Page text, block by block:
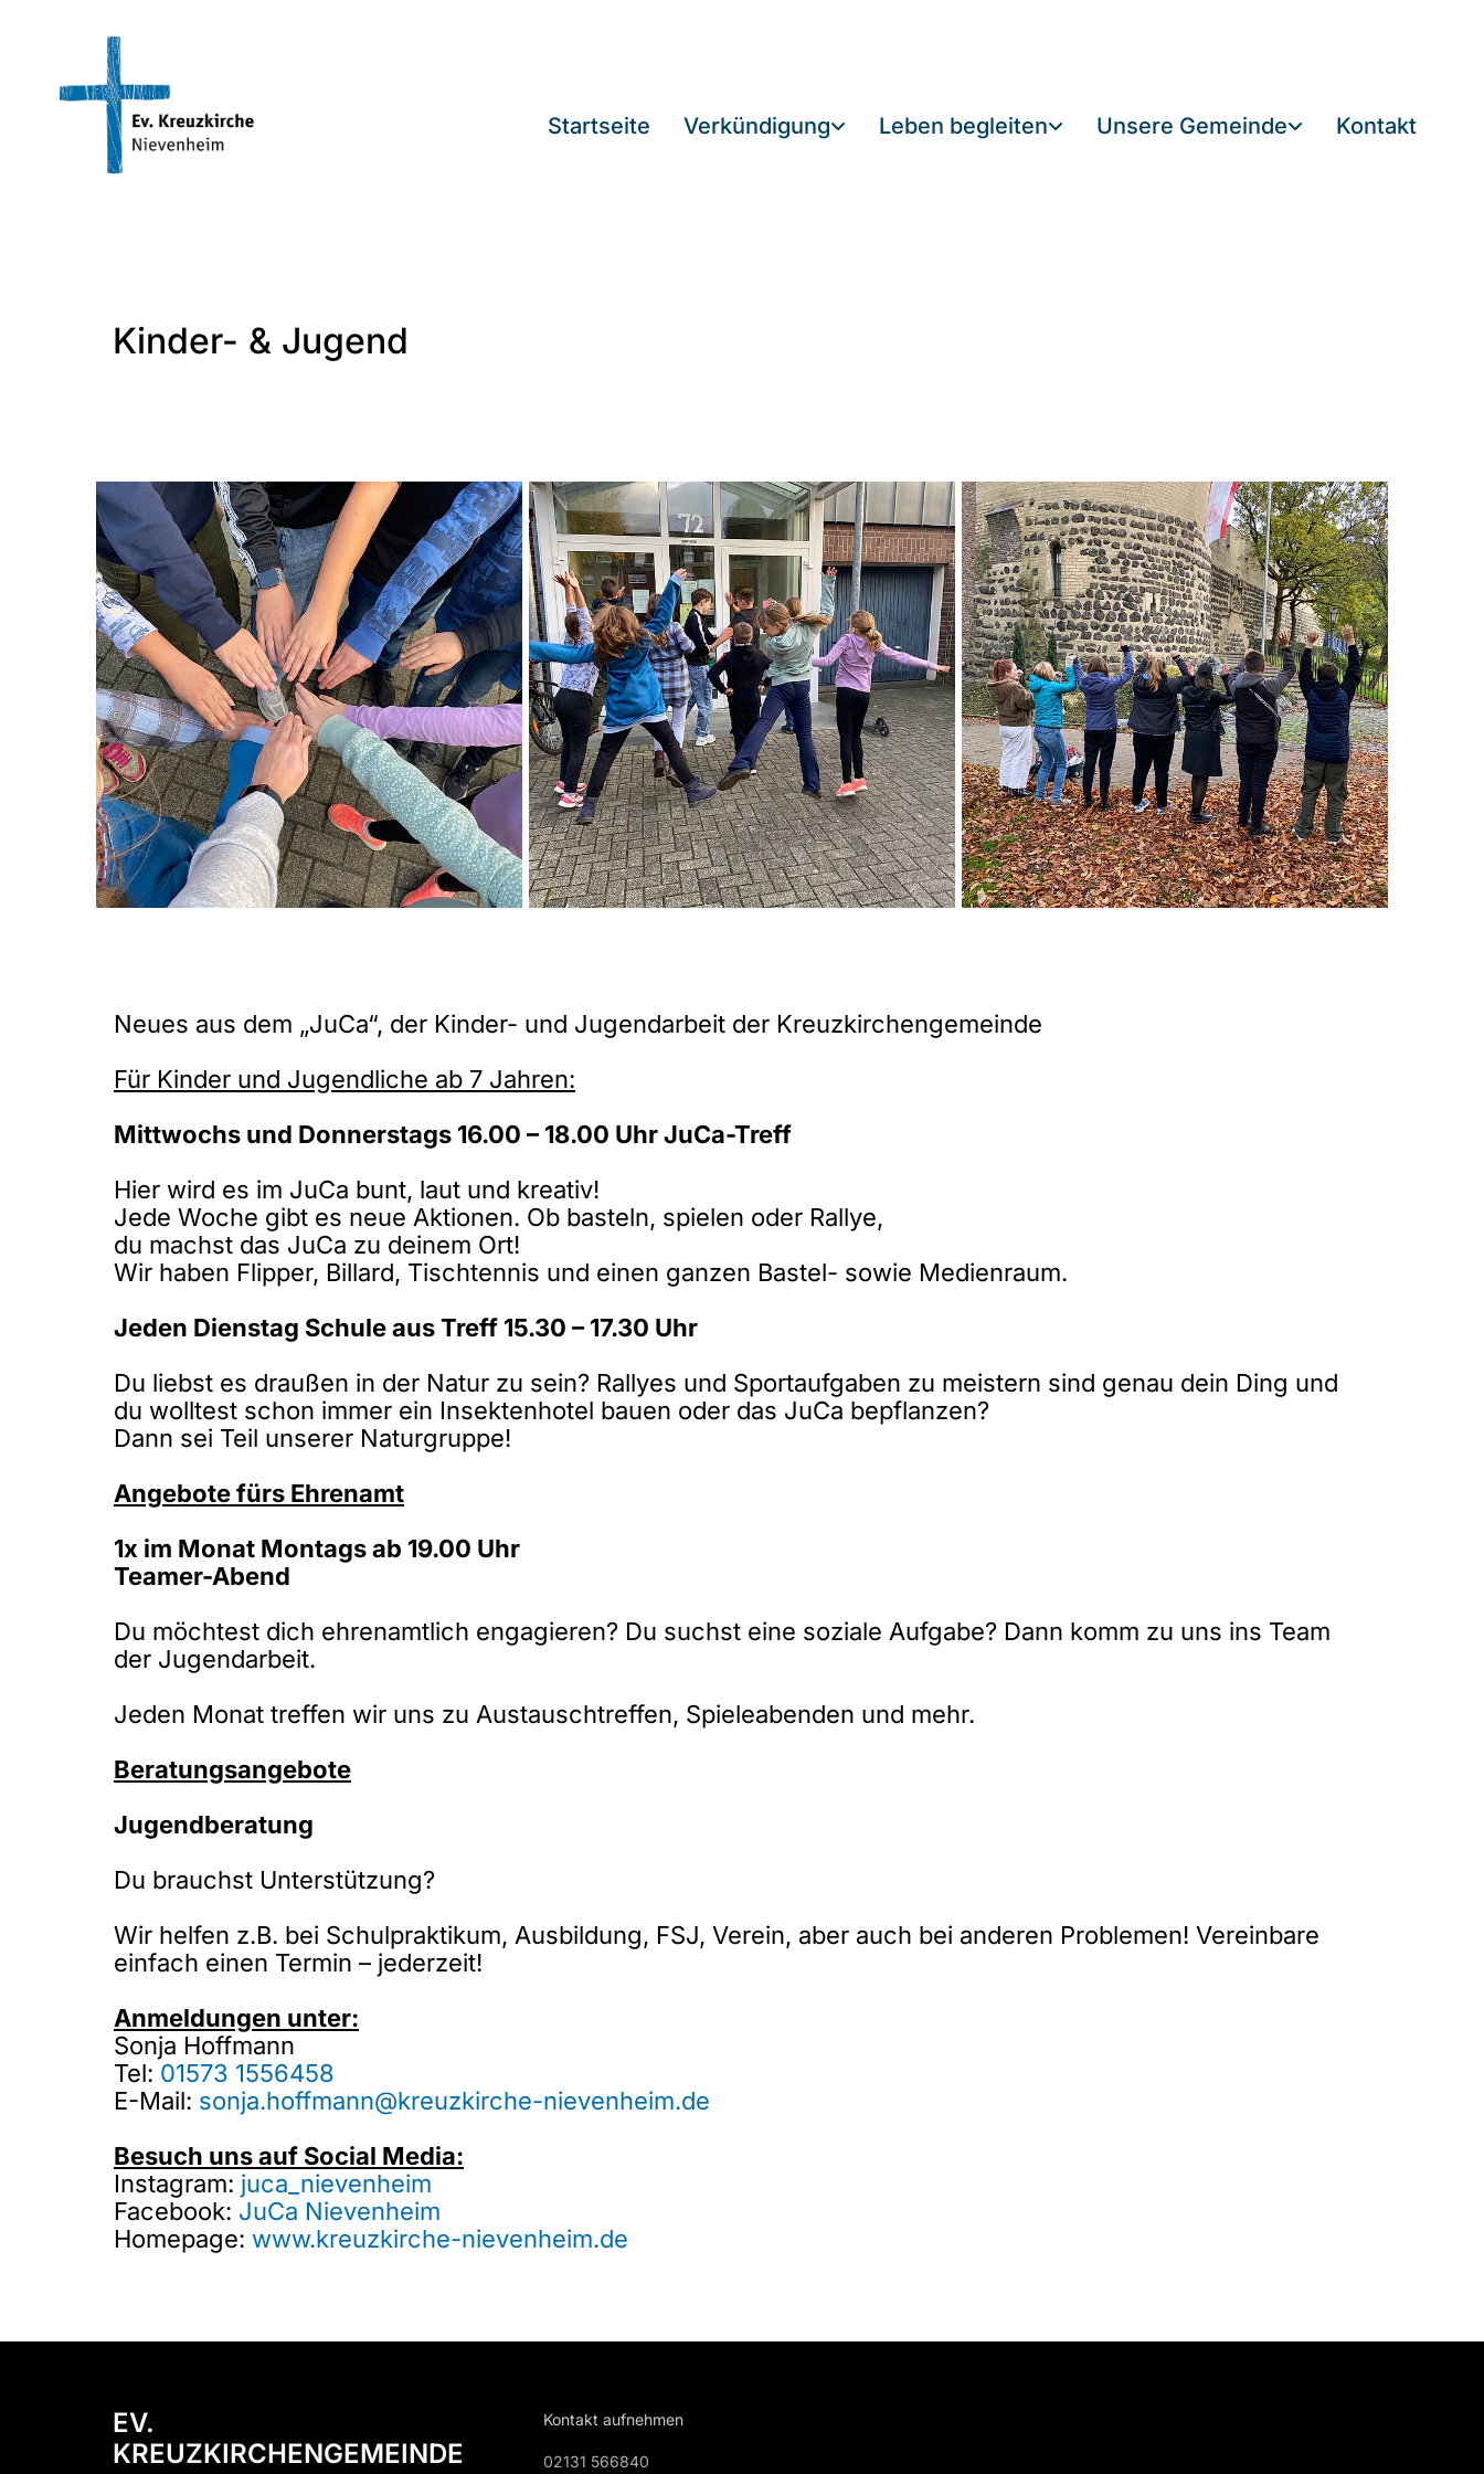
Startseite Verkündigung Leben begleiten Unsere Gemeinde Kontakt
Kinder- & Jugend
Neues aus dem „JuCa“, der Kinder- und Jugendarbeit der Kreuzkirchengemeinde
Für Kinder und Jugendliche ab 7 Jahren:
Mittwochs und Donnerstags 16.00 – 18.00 UhrJuCa-Treff
Hier wird es im JuCa bunt, laut und kreativ!
Jede Woche gibt es neue Aktionen. Ob basteln, spielen oder Rallye,
du machst das JuCa zu deinem Ort!
Wir haben Flipper, Billard, Tischtennis und einen ganzen Bastel- sowie Medienraum.
Jeden Dienstag Schule aus Treff 15.30 – 17.30 Uhr
Du liebst es draußen in der Natur zu sein? Rallyes und Sportaufgaben zu meistern sind genau dein Ding und
du wolltest schon immer ein Insektenhotel bauen oder das JuCa bepflanzen?
Dann sei Teil unserer Naturgruppe!
Angebote fürs Ehrenamt
1x im Monat Montags ab 19.00 Uhr
Teamer-Abend
Du möchtest dich ehrenamtlich engagieren? Du suchst eine soziale Aufgabe? Dann komm zu uns ins Team
der Jugendarbeit.
Jeden Monat treffen wir uns zu Austauschtreffen, Spieleabenden und mehr.
Beratungsangebote
Jugendberatung
Du brauchst Unterstützung?
Wir helfen z.B. bei Schulpraktikum, Ausbildung, FSJ, Verein, aber auch bei anderen Problemen! Vereinbare
einfach einen Termin – jederzeit!
Anmeldungen unter:
Sonja Hoffmann
Tel: 01573 1556458
E-Mail: sonja.hoffmann@kreuzkirche-nievenheim.de
Besuch uns auf Social Media:
Instagram: juca_nievenheim
Facebook: JuCa Nievenheim
Homepage: www.kreuzkirche-nievenheim.de
EV.
KREUZKIRCHENGEMEINDE
Kontakt aufnehmen
02131 566840